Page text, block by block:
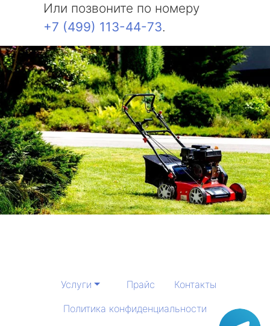
Или позвоните по номеру
+7 (499) 113-44-73.
Услуги Прайс
Контакты
Политика конфиденциальности